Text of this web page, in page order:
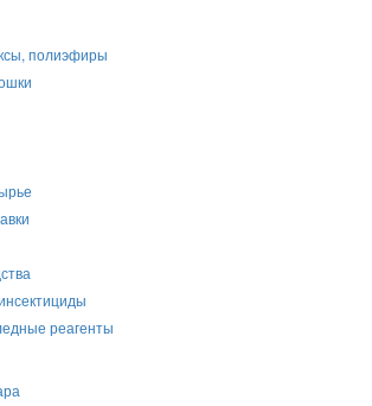
полиэфиры
реагенты